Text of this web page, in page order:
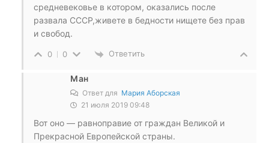
средневековье в котором, оказались после
развала СССР,живете в бедности нищете без прав
и свобод.
0 0 Ответить
Ман
Ответ для Мария Аборская
21 июля 2019 09:48
Вот оно — равноправие от граждан Великой и
Прекрасной Европейской страны.